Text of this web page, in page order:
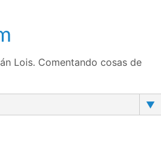
Lois. Comentando cosas de
▼